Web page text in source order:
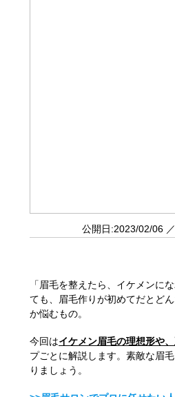
公開日:2023/02/06
「眉毛を整えたら、イケメンに
ても、眉毛作りが初めてだとど
か悩むもの。
今回はイケメン眉毛の理想形や
プごとに解説します。素敵な眉
りましょう。